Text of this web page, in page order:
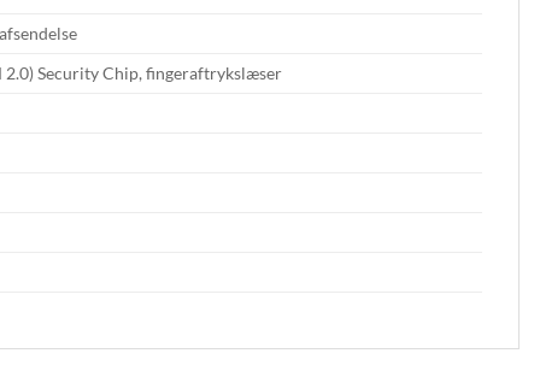
Security Chip, fingeraftrykslæser